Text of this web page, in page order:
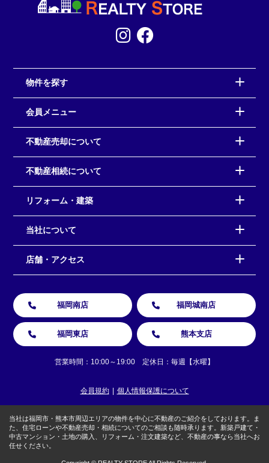
物件を探す
会員メニュー
不動産売却について
不動産相続について
リフォーム・建築
当社について
店舗・アクセス
福岡南店 福岡城南店
福岡東店 熊本支店
営業時間：10:00～19:00 定休日：毎週【水曜】
会員規約 個人情報保護について
当社は福岡市・熊本市周辺エリアの物件を中心に不動産のご紹介をしております。ま
た、住宅ローンや不動産売却・相続についてのご相談も随時承ります。新築戸建て・
中古マンション・土地の購入、リフォーム・注文建築など、不動産の事なら当社へお
任せください。